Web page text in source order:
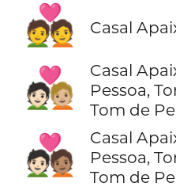
💑 Casal
🧑🏻‍❤️‍🧑🏼
Casal
Pessoa,
Tom de
🧑🏻‍❤️‍🧑🏽
Casal
Pessoa,
Tom de